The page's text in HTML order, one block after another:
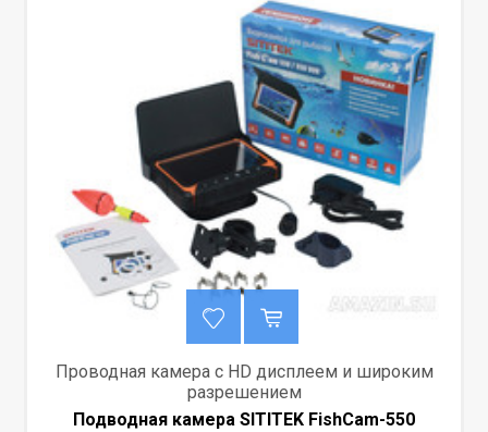
Проводная камера с HD дисплеем и широким
разрешением
Подводная камера SITITEK FishCam-550